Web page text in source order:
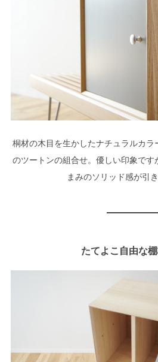
桐材の木目を生かしたナチュラルカラ
のツートンの組合せ。優しい印象です
まみのソリッド感が引き
たてよこ自由な